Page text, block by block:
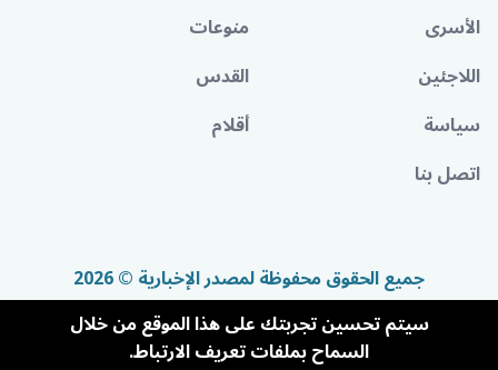
الأسرى
منوعات
اللاجئين
القدس
سياسة
أقلام
اتصل بنا
جميع الحقوق محفوظة لمصدر الإخبارية © 2026
سيتم تحسين تجربتك على هذا الموقع من خلال
السماح بملفات تعريف الارتباط.